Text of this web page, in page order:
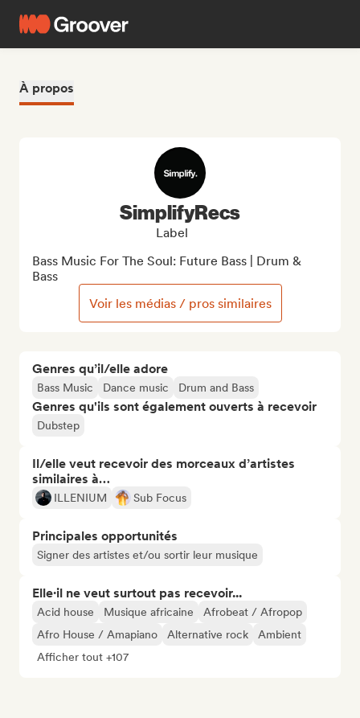
À propos
Genres qu’il/elle adore
Bass Music Dance music Drum and Bass
Genres qu'ils sont également ouverts à recevoir
Dubstep
Il/elle veut recevoir des morceaux d’artistes
similaires à…
ILLENIUM Sub Focus
Principales opportunités
Signer des artistes et/ou sortir leur musique
Elle·il ne veut surtout pas recevoir...
Acid house Musique africaine
Afrobeat / Afropop
Afro House / Amapiano
Alternative rock
Ambient
Afficher tout +107
SimplifyRecs
Label
Bass Music For The Soul: Future Bass | Drum &
Bass
Voir les médias / pros similaires